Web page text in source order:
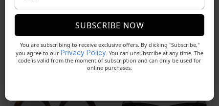
ALTRI MODELLI
SUBSCRIBE NOW
You are subscribing to receive exclusive offers. By clicking "Subscribe,"
you agree to our Privacy Policy. You can unsubscribe at any time. The
code is valid from the moment of subscription and can only be used for
online purchases.